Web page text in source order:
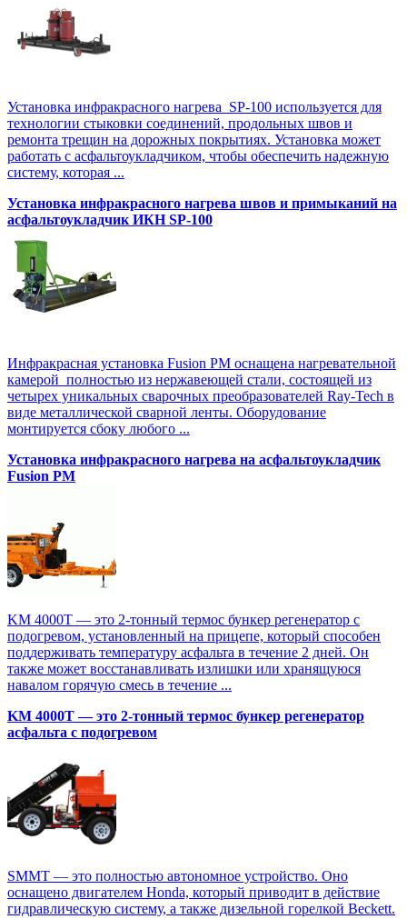
Установка инфракрасного нагрева SP-100 используется для
технологии стыковки соединений, продольных швов и
ремонта трещин на дорожных покрытиях. Установка может
работать с асфальтоукладчиком, чтобы обеспечить надежную
систему, которая ...
Установка инфракрасного нагрева швов и примыканий на
асфальтоукладчик ИКН SP-100
Инфракрасная установка Fusion PM оснащена нагревательной
камерой полностью из нержавеющей стали, состоящей из
четырех уникальных сварочных преобразователей Ray-Tech в
виде металлической сварной ленты. Оборудование
монтируется сбоку любого ...
Установка инфракрасного нагрева на асфальтоукладчик
Fusion PM
KM 4000T — это 2-тонный термос бункер регенератор с
подогревом, установленный на прицепе, который способен
поддерживать температуру асфальта в течение 2 дней. Он
также может восстанавливать излишки или хранящуюся
навалом горячую смесь в течение ...
KM 4000T — это 2-тонный термос бункер регенератор
асфальта с подогревом
SMMT — это полностью автономное устройство. Оно
оснащено двигателем Honda, который приводит в действие
гидравлическую систему, а также дизельной горелкой Beckett.